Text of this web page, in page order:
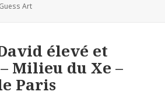
Categories
Guess Art
élevé et
Milieu du Xe –
Paris